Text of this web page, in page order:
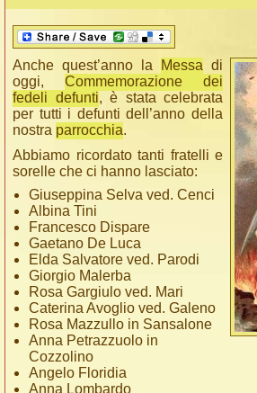
Anche quest’anno la Messa di
oggi, Commemorazione dei
fedeli defunti, è stata celebrata
per tutti i defunti dell’anno della
nostra parrocchia.
Abbiamo ricordato tanti fratelli e
sorelle che ci hanno lasciato:
Giuseppina Selva ved. Cenci
Albina Tini
Francesco Dispare
Gaetano De Luca
Elda Salvatore ved. Parodi
Giorgio Malerba
Rosa Gargiulo ved. Mari
Caterina Avoglio ved. Galeno
Rosa Mazzullo in Sansalone
Anna Petrazzuolo in
Cozzolino
Angelo Floridia
Anna Lombardo